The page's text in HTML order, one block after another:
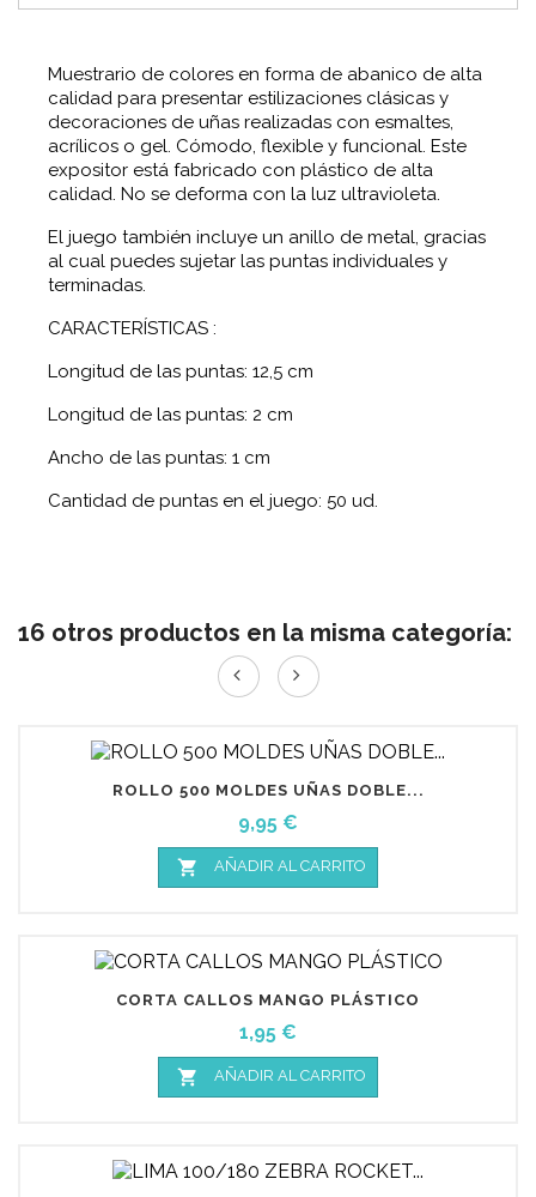
Muestrario de colores en forma de abanico de alta
calidad para presentar estilizaciones clásicas y
decoraciones de uñas realizadas con esmaltes,
acrílicos o gel. Cómodo, flexible y funcional. Este
expositor está fabricado con plástico de alta
calidad. No se deforma con la luz ultravioleta.
El juego también incluye un anillo de metal, gracias
al cual puedes sujetar las puntas individuales y
terminadas.
CARACTERÍSTICAS :
Longitud de las puntas: 12,5 cm
Longitud de las puntas: 2 cm
Ancho de las puntas: 1 cm
Cantidad de puntas en el juego: 50 ud.
16 otros productos en la misma categoría:
ROLLO 500 MOLDES UÑAS DOBLE...
Precio
9,95 €
 AÑADIR AL CARRITO
CORTA CALLOS MANGO PLÁSTICO
Precio
1,95 €
 AÑADIR AL CARRITO